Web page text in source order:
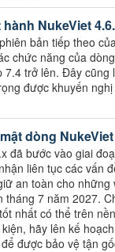
NukeViet
bản tiếp theo
chức năng của
7.4 trở lên. Đây cũng
được khuyến
dòng
đã bước vào giai
liên tục các vấn
an toàn cho những
tháng 7 năm 2027.
nhất có thể trên
hãy lên kế
được bảo vệ tận